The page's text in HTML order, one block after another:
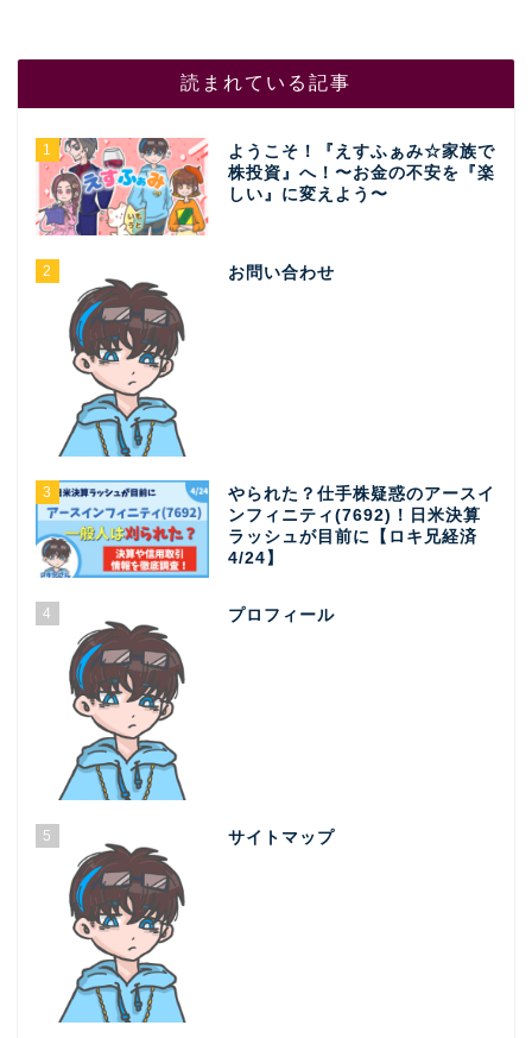
読まれている記事
1
ようこそ！『えすふぁみ☆家族で
株投資』へ！〜お金の不安を『楽
しい』に変えよう〜
2 お問い合わせ
3
やられた？仕手株疑惑のアースイ
ンフィニティ(7692)！日米決算
ラッシュが目前に【ロキ兄経済
4/24】
4 プロフィール
5 サイトマップ